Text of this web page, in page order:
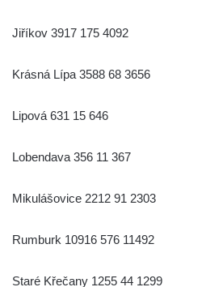
Jiříkov 3917 175 4092
Krásná Lípa 3588 68 3656
Lipová 631 15 646
Lobendava 356 11 367
Mikulášovice 2212 91 2303
Rumburk 10916 576 11492
Staré Křečany 1255 44 1299